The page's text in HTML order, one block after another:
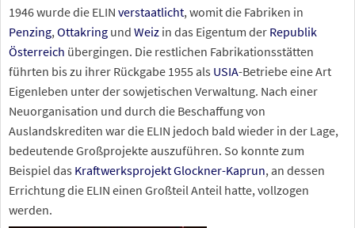
1946 wurde die ELIN verstaatlicht, womit die Fabriken in
Penzing, Ottakring und Weiz in das Eigentum der Republik
Österreich übergingen. Die restlichen Fabrikationsstätten
führten bis zu ihrer Rückgabe 1955 als USIA-Betriebe eine Art
Eigenleben unter der sowjetischen Verwaltung. Nach einer
Neuorganisation und durch die Beschaffung von
Auslandskrediten war die ELIN jedoch bald wieder in der Lage,
bedeutende Großprojekte auszuführen. So konnte zum
Beispiel das Kraftwerksprojekt Glockner-Kaprun, an dessen
Errichtung die ELIN einen Großteil Anteil hatte, vollzogen
werden.